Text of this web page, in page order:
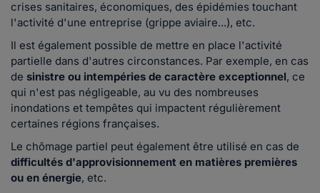
crises sanitaires, économiques, des épidémies touchant
l'activité d'une entreprise (grippe aviaire...), etc.
Il est également possible de mettre en place l'activité
partielle dans d'autres circonstances. Par exemple, en cas
de sinistre ou intempéries de caractère exceptionnel, ce
qui n'est pas négligeable, au vu des nombreuses
inondations et tempêtes qui impactent régulièrement
certaines régions françaises.
Le chômage partiel peut également être utilisé en cas de
difficultés d'approvisionnement en matières premières
ou en énergie, etc.